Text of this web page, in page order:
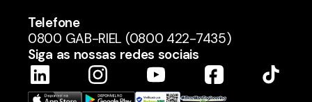
Telefone
0800 GAB-RIEL (0800 422-7435)
Siga as nossas redes sociais